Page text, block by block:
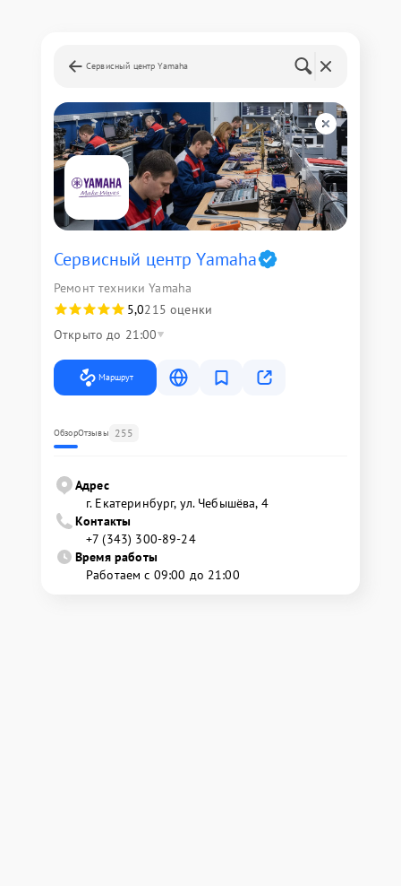
Сервисный центр Yamaha
Сервисный центр Yamaha
Ремонт техники Yamaha
5,0215 оценки
Открыто до 21:00
Маршрут
ОбзорОтзывы 255
Адрес
г. Екатеринбург, ул. Чебышёва, 4
Контакты
+7 (343) 300-89-24
Время работы
Работаем с 09:00 до 21:00